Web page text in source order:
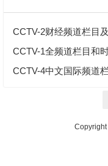
CCTV-2财经频道栏目
CCTV-1全频道栏目和
CCTV-4中文国际频道
Copyright